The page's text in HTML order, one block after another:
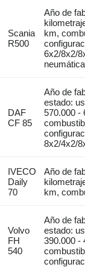
Scania
R500
Año de
km,
6x2/8x2/
DAF
CF 85
Año de
estado:
570.000 -
8x2/4x2/
IVECO
Daily
70
Año de
km,
Volvo
FH
540
Año de
estado:
390.000 -